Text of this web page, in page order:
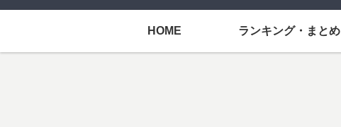
HOME ランキング・まとめ